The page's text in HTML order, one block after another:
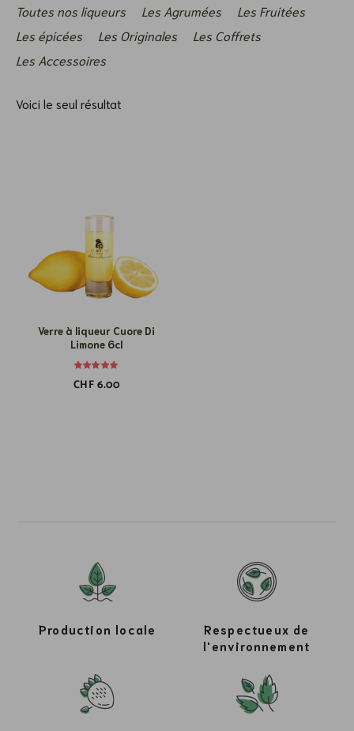
Voici le seul résultat
Verre à liqueur Cuore Di
Limone 6cl
CHF6.00
Toutes nos liqueurs
Les Agrumées
Les Fruitées
Les épicées
Les Originales
Les Coffrets
Les Accessoires
Production locale
Respectueux de
l'environnement